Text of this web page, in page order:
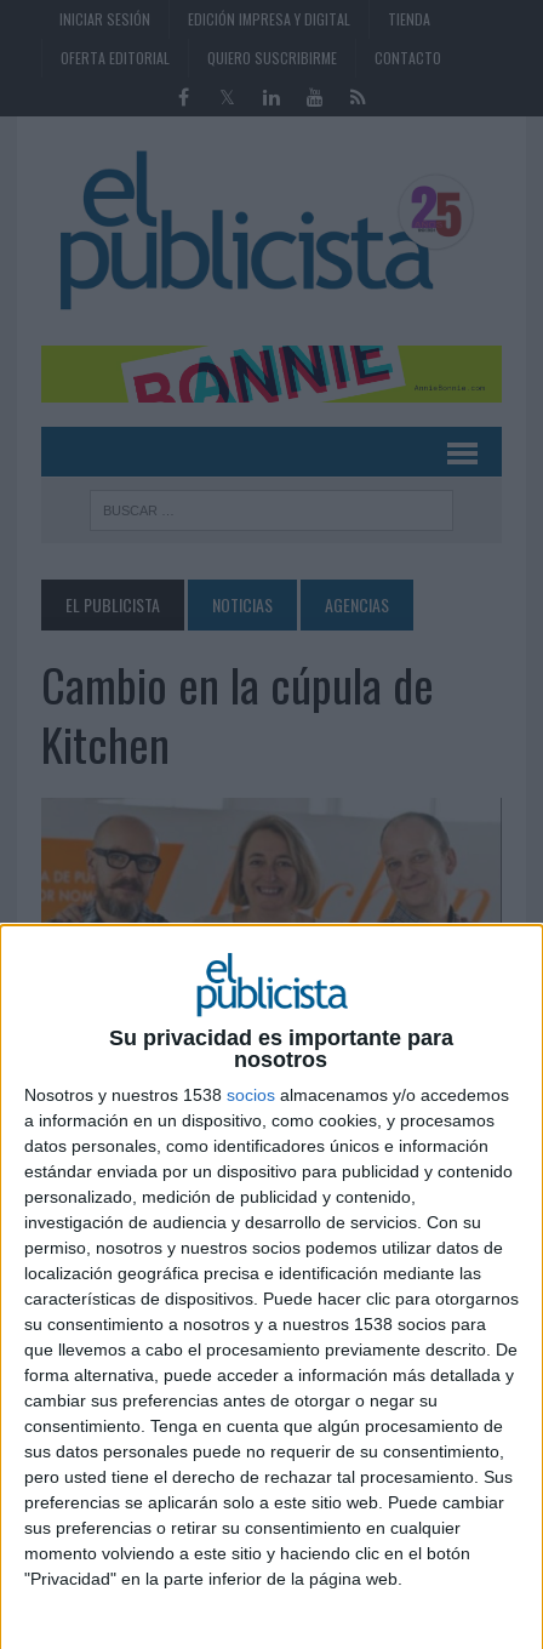
Su privacidad es importante para
nosotros
Nosotros y nuestros 1538 socios almacenamos y/o accedemos
a información en un dispositivo, como cookies, y procesamos
datos personales, como identificadores únicos e información
estándar enviada por un dispositivo para publicidad y contenido
personalizado, medición de publicidad y contenido,
investigación de audiencia y desarrollo de servicios. Con su
permiso, nosotros y nuestros socios podemos utilizar datos de
localización geográfica precisa e identificación mediante las
características de dispositivos. Puede hacer clic para otorgarnos
su consentimiento a nosotros y a nuestros 1538 socios para
que llevemos a cabo el procesamiento previamente descrito. De
forma alternativa, puede acceder a información más detallada y
cambiar sus preferencias antes de otorgar o negar su
consentimiento. Tenga en cuenta que algún procesamiento de
sus datos personales puede no requerir de su consentimiento,
pero usted tiene el derecho de rechazar tal procesamiento. Sus
preferencias se aplicarán solo a este sitio web. Puede cambiar
sus preferencias o retirar su consentimiento en cualquier
momento volviendo a este sitio y haciendo clic en el botón
"Privacidad" en la parte inferior de la página web.
INICIAR SESIÓN EDICIÓN IMPRESA Y DIGITAL
TIENDA
OFERTA EDITORIAL
QUIERO SUSCRIBIRME CONTACTO
EL PUBLICISTA NOTICIAS AGENCIAS
Cambio en la cúpula de
Kitchen
19 DE ENERO DE 2016
Leonor Mallorquí, Iñaki Bendito y Antonio de
Hoyos (en la imagen) serán los nuevos directores
de la agencia.
La agencia española Kitchen ha anunciado una
modificación de su organigrama directivo tras
anunciar su marcha del día a día el propio José
Carnero, socio fundador y presidente, que
abandona las labores ejecutivas aunque
permanecerá vinculado a la agencia, además de
dirigir la Fundación Unoentrecienmil y otros
proyectos que contarán con el respaldo de la
misma. La dirección de Kitchen queda en manos
de Leonor Mallorquí, Iñaki Bendito y Antonio de
Hoyos, hombres de la casa que se responsabilizan
de las diferentes áreas (creatividad, cuentas,
estrategia y finanzas).